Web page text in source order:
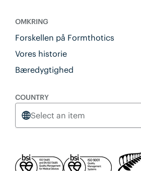
OMKRING
Forskellen på Formthotics
Vores historie
Bæredygtighed
COUNTRY
Select an item